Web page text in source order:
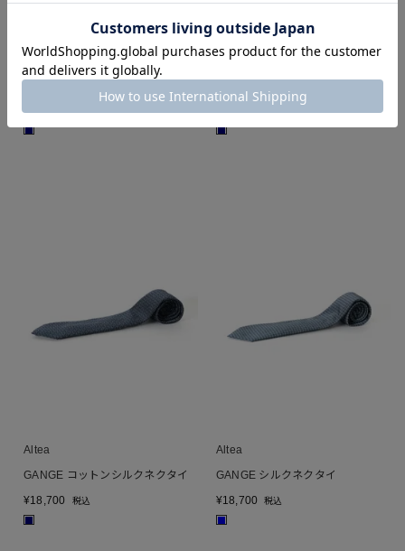
Altea
■
Altea
■
Altea
GANGE コットンシルクネクタイ
¥18,700 税込
■
Altea
GANGE シルクネクタイ
¥18,700 税込
■